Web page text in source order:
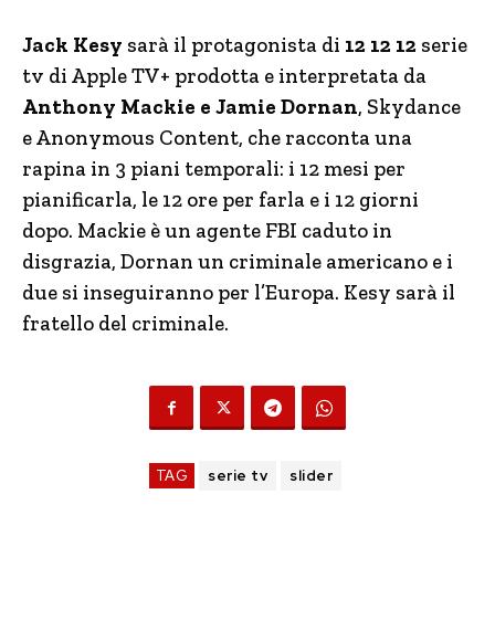
Jack Kesy sarà il protagonista di 12 12 12 serie
tv di Apple TV+ prodotta e interpretata da
Anthony Mackie e Jamie Dornan, Skydance
e Anonymous Content, che racconta una
rapina in 3 piani temporali: i 12 mesi per
pianificarla, le 12 ore per farla e i 12 giorni
dopo. Mackie è un agente FBI caduto in
disgrazia, Dornan un criminale americano e i
due si inseguiranno per l’Europa. Kesy sarà il
fratello del criminale.
TAG serie tv slider